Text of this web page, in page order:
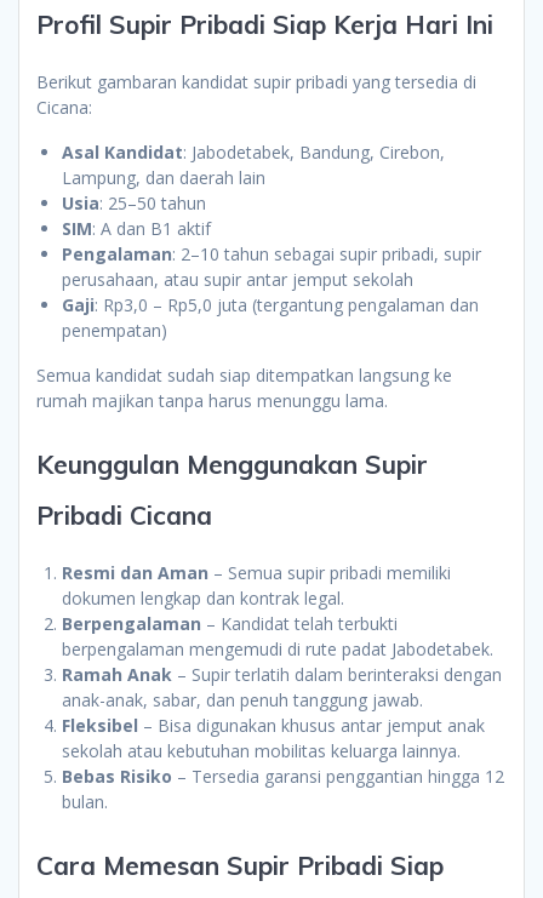
Profil Supir Pribadi Siap Kerja Hari Ini
Berikut gambaran kandidat supir pribadi yang tersedia di
Cicana:
Asal Kandidat: Jabodetabek, Bandung, Cirebon,
Lampung, dan daerah lain
Usia: 25–50 tahun
SIM: A dan B1 aktif
Pengalaman: 2–10 tahun sebagai supir pribadi, supir
perusahaan, atau supir antar jemput sekolah
Gaji: Rp3,0 – Rp5,0 juta (tergantung pengalaman dan
penempatan)
Semua kandidat sudah siap ditempatkan langsung ke
rumah majikan tanpa harus menunggu lama.
Keunggulan Menggunakan Supir
Pribadi Cicana
Resmi dan Aman – Semua supir pribadi memiliki
dokumen lengkap dan kontrak legal.
Berpengalaman – Kandidat telah terbukti
berpengalaman mengemudi di rute padat Jabodetabek.
Ramah Anak – Supir terlatih dalam berinteraksi dengan
anak-anak, sabar, dan penuh tanggung jawab.
Fleksibel – Bisa digunakan khusus antar jemput anak
sekolah atau kebutuhan mobilitas keluarga lainnya.
Bebas Risiko – Tersedia garansi penggantian hingga 12
bulan.
Cara Memesan Supir Pribadi Siap